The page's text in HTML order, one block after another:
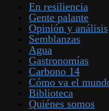
En resiliencia
Gente palante
Opinión y análisis
Semblanzas
Agua
Gastronomías
Carbono 14
Cómo va el
Biblioteca
Quiénes somos